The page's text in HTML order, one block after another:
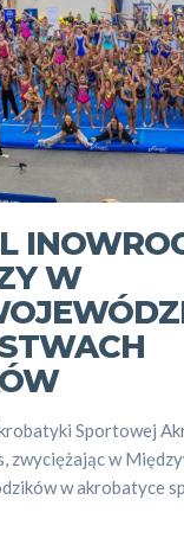
W
Sportowej
zwyciężając w
w akrobatyce